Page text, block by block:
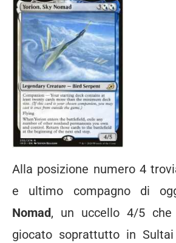
Alla posizione numero 4
e ultimo compagno di
Nomad, un uccello 4/5
giocato soprattutto in